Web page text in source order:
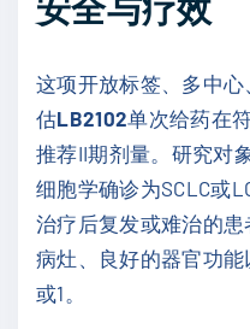
这项开放标签、多中
估LB2102单次给药在
推荐II期剂量。研究对
细胞学确诊为SCLC或
治疗后复发或难治的
病灶、良好的器官功能
或1。